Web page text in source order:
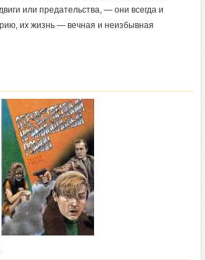
или предательства, — они всегда и
их жизнь — вечная и неизбывная